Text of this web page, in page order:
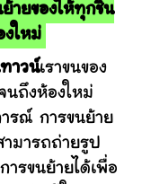
ายของให้ทุกชิ้น
งใหม่
าวน์เราขนของ
นถึงห้องใหม่
รณ์ การขนย้าย
ามารถถ่ายรูป
รขนย้ายได้เพื่อ